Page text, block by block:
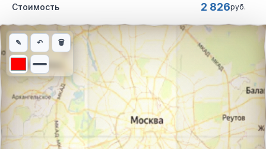
Стоимость 2 826руб.
Интерактивная карта автомобильного маршрута из города
✎ ↶ 🗑